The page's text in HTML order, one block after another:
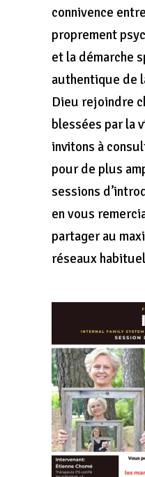
connivence
proprement
et la démarche
authentique de
Dieu rejoindre
blessées par la
invitons à
pour de plus
sessions
en vous
partager au
réseaux